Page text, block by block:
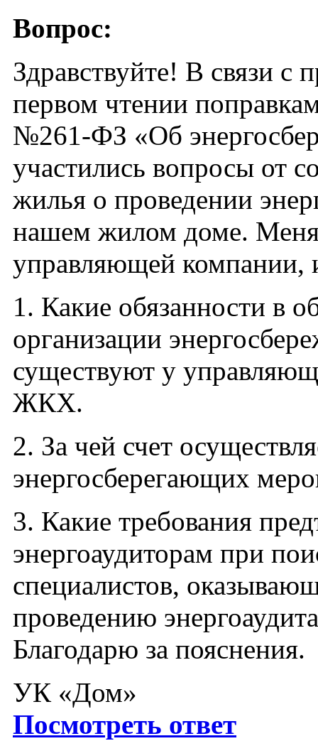
Вопрос:
Здравствуйте! В связи с
первом чтении
№261-ФЗ «Об
участились вопросы от
жилья о проведении
нашем жилом доме.
управляющей компании,
1. Какие обязанности в
организации
существуют у
ЖКХ.
2. За чей счет
энергосберегающих
3. Какие требования
энергоаудиторам при
специалистов,
проведению
Благодарю за пояснения.
УК «Дом»
Посмотреть ответ